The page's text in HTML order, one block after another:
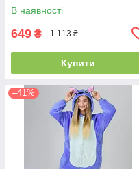
В наявності
649 ₴ 1 113 ₴
Купити
–41%